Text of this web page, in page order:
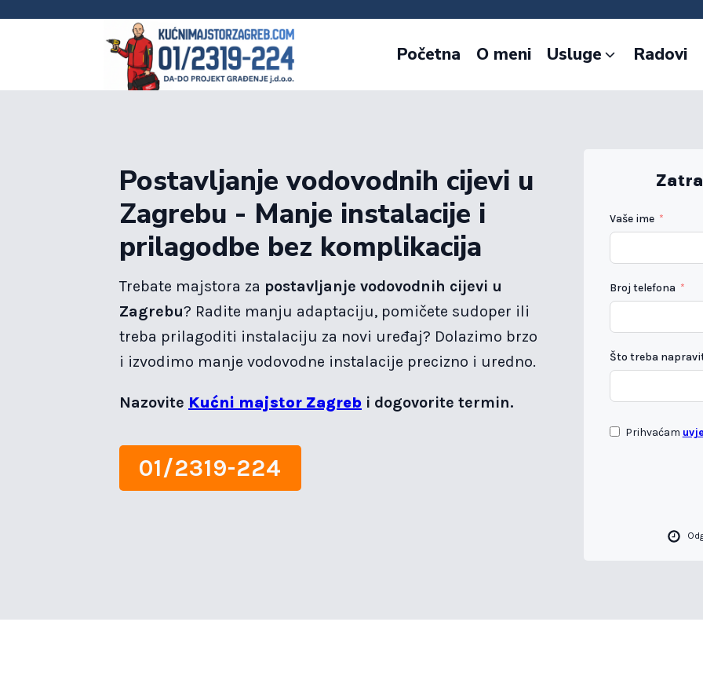
Početna O meni Usluge Radovi
Postavljanje vodovodnih cijevi u
Zagrebu - Manje instalacije i
prilagodbe bez komplikacija
Trebate majstora za postavljanje vodovodnih cijevi u
Zagrebu? Radite manju adaptaciju, pomičete sudoper ili
treba prilagoditi instalaciju za novi uređaj? Dolazimo brzo
i izvodimo manje vodovodne instalacije precizno i uredno.
Nazovite Kućni majstor Zagreb i dogovorite termin.
01/2319-224
Vaše ime
Broj telefona
Što treba
Prihvaćam